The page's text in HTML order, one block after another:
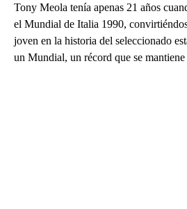
Tony Meola tenía apenas 21 años
el Mundial de Italia 1990,
joven en la historia del seleccionado
un Mundial, un récord que se mantiene